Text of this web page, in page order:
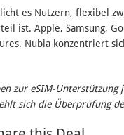
es Nutzern, flexibel
ist. Apple, Samsung,
Nubia konzentriert
zur eSIM-
sich die Überprüfung